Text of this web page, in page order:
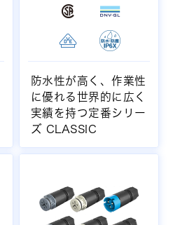
防水性が高く、作業性
に優れる世界的に広く
実績を持つ定番シリー
ズ CLASSIC